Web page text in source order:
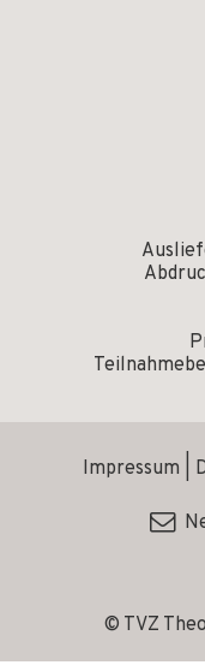
© TVZ
Impressum